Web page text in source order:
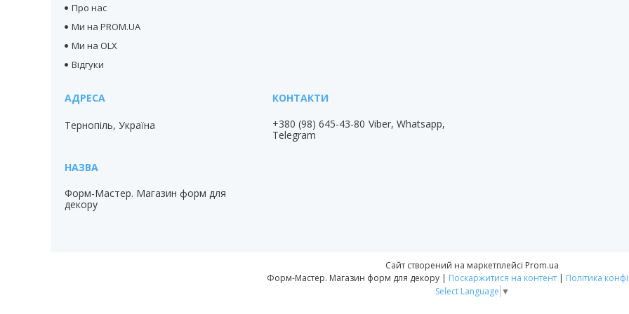
Про нас
Ми на PROM.UA
Ми на OLX
Відгуки
Тернопіль, Україна
Форм-Мастер. Магазин форм для
декору
+380 (98) 645-43-80 Viber, Whatsapp,
Telegram
Сайт створений на маркетплейсі Prom.ua
Форм-Мастер. Магазин форм для декору | Поскаржитися на контент | Політика
Select Language ▼